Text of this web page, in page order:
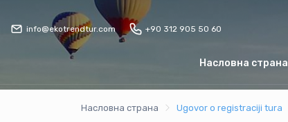
info@ekotrendtur.com +90 312 905 50 60
Насловна страна
Насловна страна Ugovor o registraciji tura